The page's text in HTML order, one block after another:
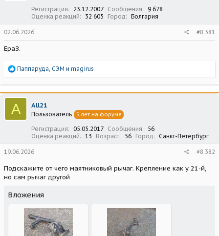
л
а
Регистрация 23.12.2007 Сообщения
9 678
Оценка реакций
32 605 Город Болгария
02.06.2026 #8 381
ЕраЗ.
Р
а
к
ц
и
и
Паппаруда, СЭМ и magirus
A All21
Пользователь 5 лет на форуме
Регистрация 05.05.2017 Сообщения
56
Оценка реакций
13 Возраст 56 Город Санкт-Петербург
19.06.2026 #8 382
Подскажите от чего маятниковый рычаг. Крепление как у 21-й,
но сам рычаг другой
Вложения